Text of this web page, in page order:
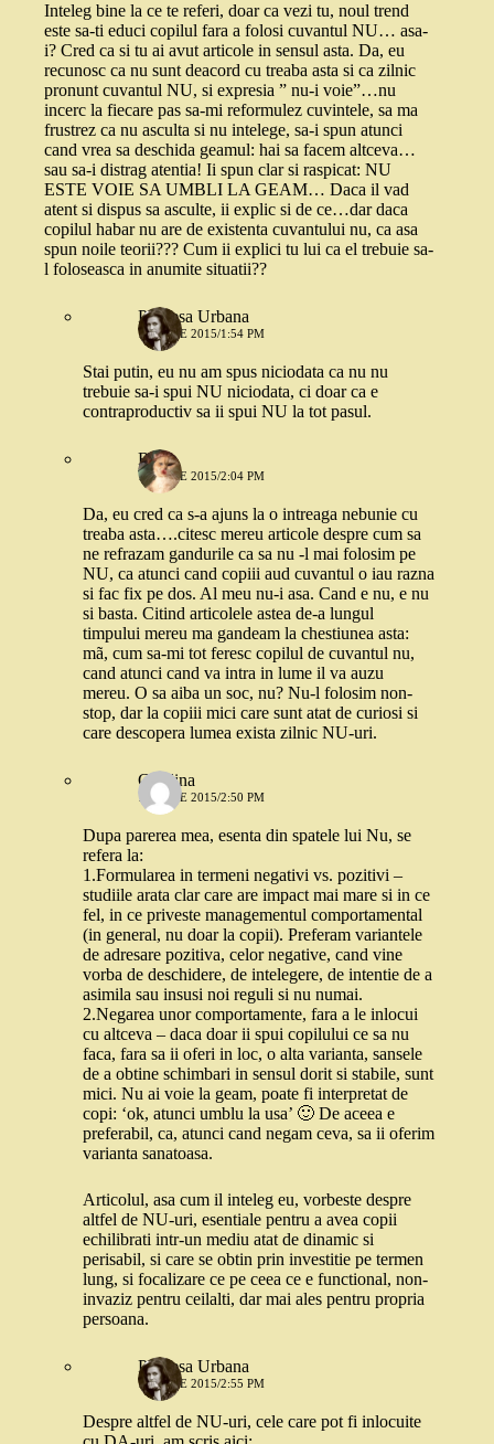
Inteleg bine la ce te referi, doar ca vezi tu, noul trend
este sa-ti educi copilul fara a folosi cuvantul NU… asa-
i? Cred ca si tu ai avut articole in sensul asta. Da, eu
recunosc ca nu sunt deacord cu treaba asta si ca zilnic
pronunt cuvantul NU, si expresia ” nu-i voie”…nu
incerc la fiecare pas sa-mi reformulez cuvintele, sa ma
frustrez ca nu asculta si nu intelege, sa-i spun atunci
cand vrea sa deschida geamul: hai sa facem altceva…
sau sa-i distrag atentia! Ii spun clar si raspicat: NU
ESTE VOIE SA UMBLI LA GEAM… Daca il vad
atent si dispus sa asculte, ii explic si de ce…dar daca
copilul habar nu are de existenta cuvantului nu, ca asa
spun noile teorii??? Cum ii explici tu lui ca el trebuie sa-
l foloseasca in anumite situatii??
Printesa Urbana
16 IULIE 2015/1:54 PM
Stai putin, eu nu am spus niciodata ca nu nu
trebuie sa-i spui NU niciodata, ci doar ca e
contraproductiv sa ii spui NU la tot pasul.
Rallu
16 IULIE 2015/2:04 PM
Da, eu cred ca s-a ajuns la o intreaga nebunie cu
treaba asta….citesc mereu articole despre cum sa
ne refrazam gandurile ca sa nu -l mai folosim pe
NU, ca atunci cand copiii aud cuvantul o iau razna
si fac fix pe dos. Al meu nu-i asa. Cand e nu, e nu
si basta. Citind articolele astea de-a lungul
timpului mereu ma gandeam la chestiunea asta:
mã, cum sa-mi tot feresc copilul de cuvantul nu,
cand atunci cand va intra in lume il va auzu
mereu. O sa aiba un soc, nu? Nu-l folosim non-
stop, dar la copiii mici care sunt atat de curiosi si
care descopera lumea exista zilnic NU-uri.
Catalina
16 IULIE 2015/2:50 PM
Dupa parerea mea, esenta din spatele lui Nu, se
refera la:
1.Formularea in termeni negativi vs. pozitivi –
studiile arata clar care are impact mai mare si in ce
fel, in ce priveste managementul comportamental
(in general, nu doar la copii). Preferam variantele
de adresare pozitiva, celor negative, cand vine
vorba de deschidere, de intelegere, de intentie de a
asimila sau insusi noi reguli si nu numai.
2.Negarea unor comportamente, fara a le inlocui
cu altceva – daca doar ii spui copilului ce sa nu
faca, fara sa ii oferi in loc, o alta varianta, sansele
de a obtine schimbari in sensul dorit si stabile, sunt
mici. Nu ai voie la geam, poate fi interpretat de
copi: ‘ok, atunci umblu la usa’ 🙂 De aceea e
preferabil, ca, atunci cand negam ceva, sa ii oferim
varianta sanatoasa.
Articolul, asa cum il inteleg eu, vorbeste despre
altfel de NU-uri, esentiale pentru a avea copii
echilibrati intr-un mediu atat de dinamic si
perisabil, si care se obtin prin investitie pe termen
lung, si focalizare ce pe ceea ce e functional, non-
invaziz pentru ceilalti, dar mai ales pentru propria
persoana.
Printesa Urbana
16 IULIE 2015/2:55 PM
Despre altfel de NU-uri, cele care pot fi inlocuite